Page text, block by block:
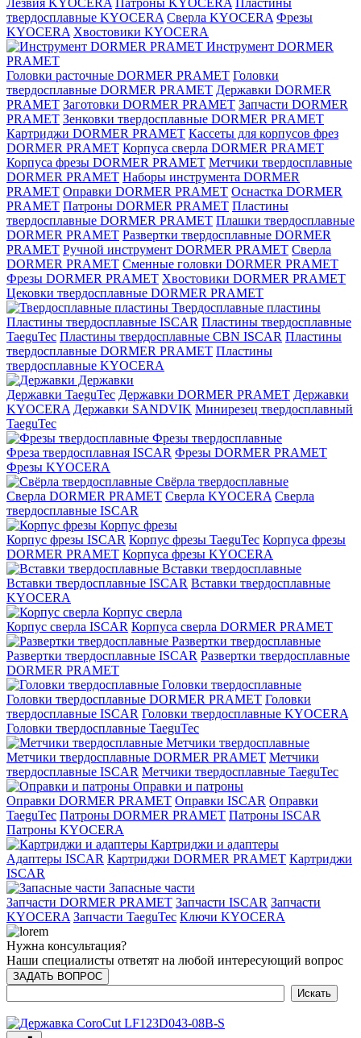
Лезвия KYOCERA Патроны KYOCERA
Пластины
твердосплавные KYOCERA Сверла KYOCERA Фрезы
KYOCERA Хвостовики KYOCERA
Инструмент DORMER
PRAMET
Головки расточные DORMER PRAMET Головки
твердосплавные DORMER PRAMET Державки DORMER
PRAMET Заготовки DORMER PRAMET Запчасти DORMER
PRAMET Зенковки твердосплавные DORMER PRAMET
Картриджи DORMER PRAMET Кассеты для корпусов фрез
DORMER PRAMET Корпуса сверла DORMER PRAMET
Корпуса фрезы DORMER PRAMET Метчики твердосплавные
DORMER PRAMET Наборы инструмента DORMER
PRAMET Оправки DORMER PRAMET Оснастка DORMER
PRAMET Патроны DORMER PRAMET Пластины
твердосплавные DORMER PRAMET Плашки твердосплавные
DORMER PRAMET Развертки твердосплавные DORMER
PRAMET Ручной инструмент DORMER PRAMET Сверла
DORMER PRAMET Сменные головки DORMER PRAMET
Фрезы DORMER PRAMET Хвостовики DORMER PRAMET
Цековки твердосплавные DORMER PRAMET
Твердосплавные пластины
Пластины твердосплавные ISCAR Пластины твердосплавные
TaeguTec Пластины твердосплавные CBN ISCAR Пластины
твердосплавные DORMER PRAMET Пластины
твердосплавные KYOCERA
Державки
Державки TaeguTec Державки DORMER PRAMET Державки
KYOCERA Державки SANDVIK Минирезец твердосплавный
TaeguTec
Фрезы твердосплавные
Фреза твердосплавная ISCAR Фрезы DORMER PRAMET
Фрезы KYOCERA
Свёрла твердосплавные
Сверла DORMER PRAMET Сверла KYOCERA Сверла
твердосплавные ISCAR
Корпус фрезы
Корпус фрезы ISCAR Корпус фрезы TaeguTec Корпуса фрезы
DORMER PRAMET Корпуса фрезы KYOCERA
Вставки твердосплавные
Вставки твердосплавные ISCAR Вставки твердосплавные
KYOCERA
Корпус сверла
Корпус сверла ISCAR Корпуса сверла DORMER PRAMET
Развертки твердосплавные
Развертки твердосплавные ISCAR Развертки твердосплавные
DORMER PRAMET
Головки твердосплавные
Головки твердосплавные DORMER PRAMET Головки
твердосплавные ISCAR Головки твердосплавные KYOCERA
Головки твердосплавные TaeguTec
Метчики твердосплавные
Метчики твердосплавные DORMER PRAMET Метчики
твердосплавные ISCAR Метчики твердосплавные TaeguTec
Оправки и патроны
Оправки DORMER PRAMET Оправки ISCAR Оправки
TaeguTec Патроны DORMER PRAMET Патроны ISCAR
Патроны KYOCERA
Картриджи и адаптеры
Адаптеры ISCAR Картриджи DORMER PRAMET Картриджи
ISCAR
Запасные части
Запчасти DORMER PRAMET Запчасти ISCAR Запчасти
KYOCERA Запчасти TaeguTec Ключи KYOCERA
Нужна консультация?
Наши специалисты ответят на любой интересующий вопрос
ЗАДАТЬ ВОПРОС